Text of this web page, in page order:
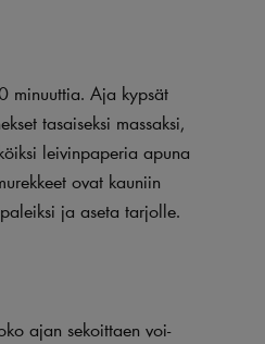
minuuttia. Aja kypsät
tasaiseksi massaksi,
leivinpaperia apuna
ovat kauniin
ja aseta tarjolle.
ajan sekoittaen voi-